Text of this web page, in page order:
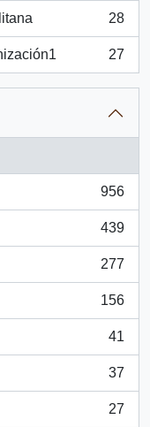
28
27
956
439
277
156
41
37
27